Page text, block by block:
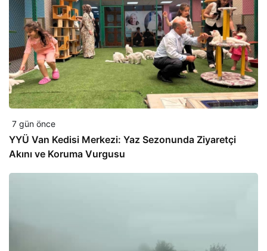
7 gün önce
YYÜ Van Kedisi Merkezi: Yaz Sezonunda Ziyaretçi
Akını ve Koruma Vurgusu